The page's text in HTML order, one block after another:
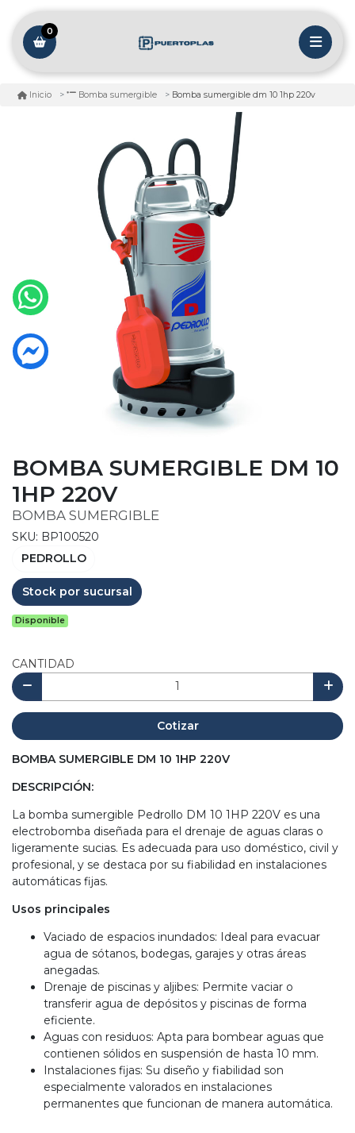
0
Inicio Bomba sumergible Bomba sumergible dm 10 1hp 220v
BOMBA SUMERGIBLE DM 10
1HP 220V
BOMBA SUMERGIBLE
SKU: BP100520
PEDROLLO
Stock por sucursal
Disponible
CANTIDAD
Cotizar
BOMBA SUMERGIBLE DM 10 1HP 220V
DESCRIPCIÓN:
La bomba sumergible Pedrollo DM 10 1HP 220V es una
electrobomba diseñada para el drenaje de aguas claras o
ligeramente sucias. Es adecuada para uso doméstico, civil y
profesional, y se destaca por su fiabilidad en instalaciones
automáticas fijas.
Usos principales
Vaciado de espacios inundados: Ideal para evacuar
agua de sótanos, bodegas, garajes y otras áreas
anegadas.
Drenaje de piscinas y aljibes: Permite vaciar o
transferir agua de depósitos y piscinas de forma
eficiente.
Aguas con residuos: Apta para bombear aguas que
contienen sólidos en suspensión de hasta 10 mm.
Instalaciones fijas: Su diseño y fiabilidad son
especialmente valorados en instalaciones
permanentes que funcionan de manera automática.